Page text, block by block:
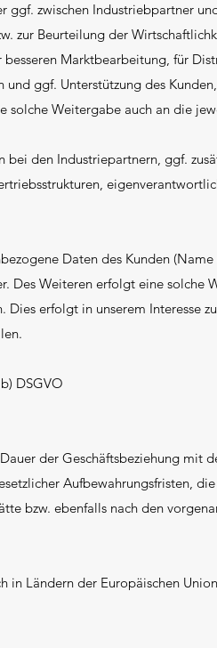
ggf. zwischen Industriebpartner
zur Beurteilung der
Marktbearbeitung, für
und ggf. Unterstützung des
solche Weitergabe auch an die
bei den Industriepartnern, ggf.
Daten des Kunden
Des Weiteren erfolgt eine solche
Dies erfolgt in unserem Interesse
DSGVO
der Geschäftsbeziehung mit
Aufbewahrungsfristen,
bzw. ebenfalls nach den
in Ländern der Europäischen